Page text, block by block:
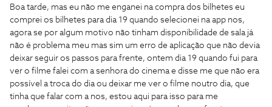
Boa tarde, mas eu não me enganei na compra dos bilhetes eu
comprei os bilhetes para dia 19 quando selecionei na app nos,
agora se por algum motivo não tinham disponibilidade de sala já
não é problema meu mas sim um erro de aplicação que não devia
deixar seguir os passos para frente, ontem dia 19 quando fui para
ver o filme falei com a senhora do cinema e disse me que não era
possível a troca do dia ou deixar me ver o filme noutro dia, que
tinha que falar com a nos, estou aqui para isso para me